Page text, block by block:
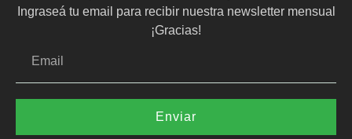
Ingraseá tu email para recibir nuestra newsletter mensual
¡Gracias!
Enviar